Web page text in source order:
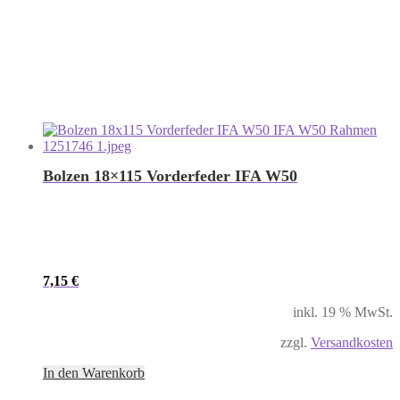
Bolzen 18×115 Vorderfeder IFA W50
7,15 €
inkl. 19 % MwSt.
zzgl. Versandkosten
In den Warenkorb